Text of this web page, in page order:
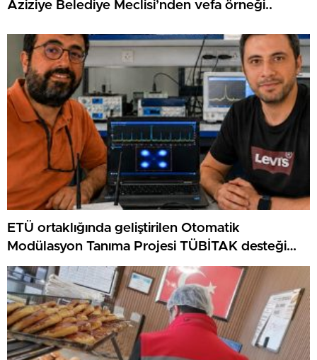
Aziziye Belediye Meclisi’nden vefa örneği..
ETÜ ortaklığında geliştirilen Otomatik
Modülasyon Tanıma Projesi TÜBİTAK desteği
aldı..